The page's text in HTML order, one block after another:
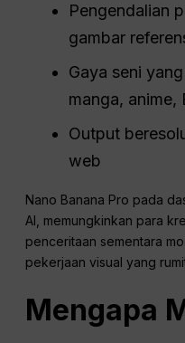
Pengendalian
gambar
Gaya seni
manga, anime,
Output
web
Nano Banana Pro pada
AI, memungkinkan para
penceritaan sementara
pekerjaan visual yang
Mengapa